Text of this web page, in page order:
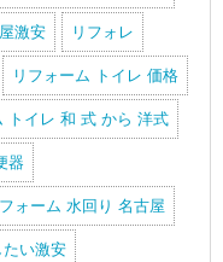
激安 リフォレ
リフォーム トイレ 価格
トイレ 和 式 から 洋式
器
ォーム 水回り 名古屋
たい激安